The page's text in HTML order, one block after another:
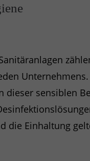
dieser sensiblen
die Einhaltung